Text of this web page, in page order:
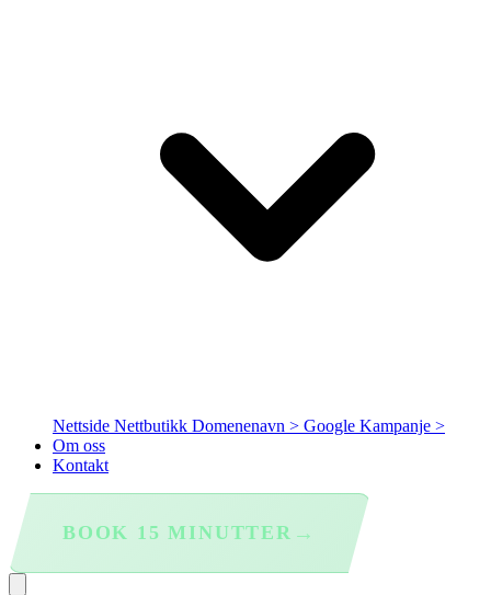
Nettside Nettbutikk Domenenavn > Google Kampanje >
Om oss
Kontakt
BOOK 15 MINUTTER →